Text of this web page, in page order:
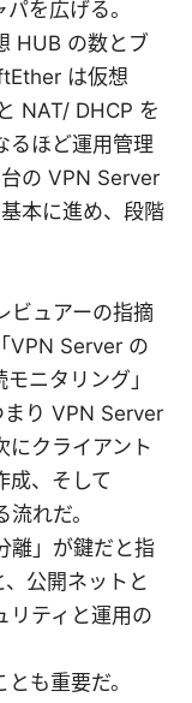
を広げる。
HUB の数とブ
は仮想
NAT/ DHCP を
るほど運用管理
の VPN Server
本に進め、段階
ビュアーの指摘
VPN Server の
ニタリング」
まり VPN Server
にクライアント
成、そして
れだ。
離」が鍵だと指
公開ネットと
リティと運用の
も重要だ。